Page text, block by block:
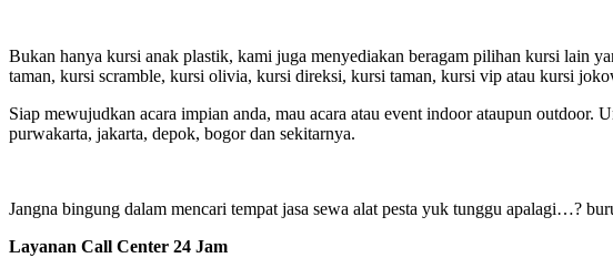
Bukan hanya kursi anak plastik, kami juga menyediakan beragam pilihan kursi lain
taman, kursi scramble, kursi olivia, kursi direksi, kursi taman, kursi vip atau kursi
Siap mewujudkan acara impian anda, mau acara atau event indoor ataupun
purwakarta, jakarta, depok, bogor dan sekitarnya.
Jangna bingung dalam mencari tempat jasa sewa alat pesta yuk tunggu apalagi…?
Layanan Call Center 24 Jam